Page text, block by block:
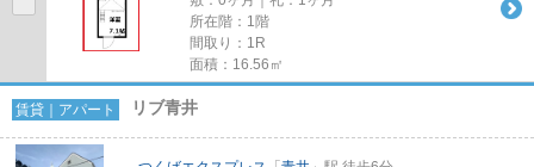
所在階：1階
間取り：1R
面積：16.56㎡
賃貸｜アパート リブ青井